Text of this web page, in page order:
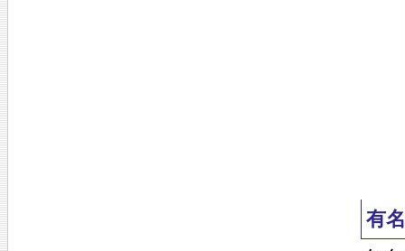
有